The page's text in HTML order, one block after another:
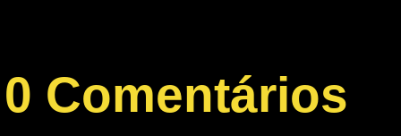
0 Comentários